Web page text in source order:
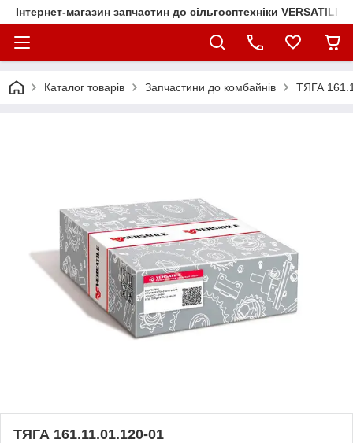
Інтернет-магазин запчастин до сільгосптехніки VERSATILE
Каталог товарів Запчастини до комбайнів ТЯГА
ТЯГА 161.11.01.120-01